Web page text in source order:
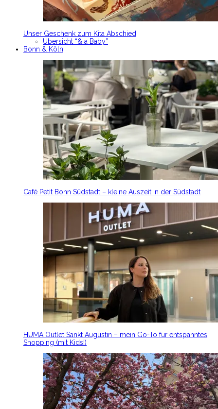
Unser Geschenk zum Kita Abschied
Übersicht “& a Baby”
Bonn & Köln
Café Petit Bonn Südstadt – kleine Auszeit in der Südstadt
HUMA Outlet Sankt Augustin – mein Go-To für entspanntes
Shopping (mit Kids!)